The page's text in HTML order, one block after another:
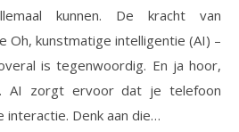
kunnen. De kracht van
Oh, kunstmatige intelligentie (AI) –
is tegenwoordig. En ja hoor,
AI zorgt ervoor dat je telefoon
Denk aan die…